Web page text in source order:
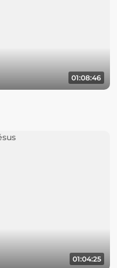
01:08:46
01:04:25